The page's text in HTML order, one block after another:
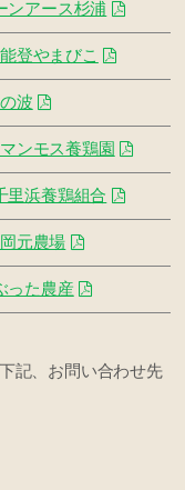
アース杉浦
登やまびこ
波
ンモス養鶏園
浜養鶏組合
元農場
た農産
記、お問い合わせ先